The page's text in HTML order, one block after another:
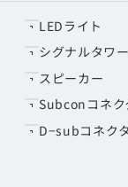
LEDライト
シグナルタワー
スピーカー
Subconコネク
D−subコネクタ